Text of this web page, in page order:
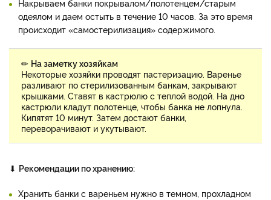
Накрываем банки покрывалом/полотенцем/старым
одеялом и даем остыть в течение 10 часов. За это время
происходит «самостерилизация» содержимого.
✏ На заметку хозяйкам
Некоторые хозяйки проводят пастеризацию. Варенье
разливают по стерилизованным банкам, закрывают
крышками. Ставят в кастрюлю с теплой водой. На дно
кастрюли кладут полотенце, чтобы банка не лопнула.
Кипятят 10 минут. Затем достают банки,
переворачивают и укутывают.
⬇ Рекомендации по хранению:
Хранить банки с вареньем нужно в темном, прохладном